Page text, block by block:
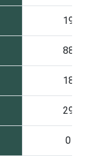
19
88
18
29
0